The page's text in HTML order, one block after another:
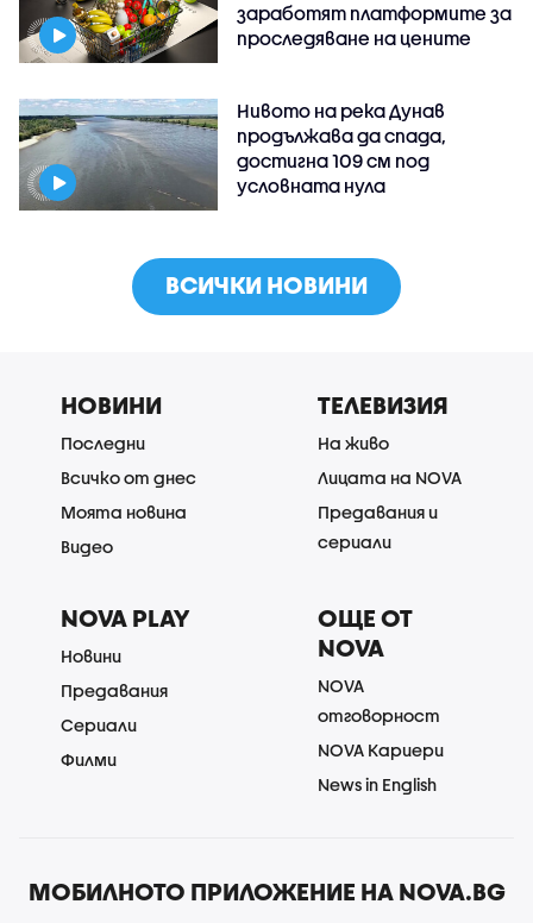
заработят платформите за
проследяване на цените
Нивото на река Дунав
продължава да спада,
достигна 109 см под
условната нула
ВСИЧКИ НОВИНИ
НОВИНИ
Последни
Всичко от днес
Моята новина
Видео
ТЕЛЕВИЗИЯ
На живо
Лицата на NOVA
Предавания и
сериали
NOVA PLAY
Новини
Предавания
Сериали
Филми
ОЩЕ ОТ
NOVA
NOVA
отговорност
NOVA Кариери
News in English
МОБИЛНОТО ПРИЛОЖЕНИЕ НА NOVA.BG